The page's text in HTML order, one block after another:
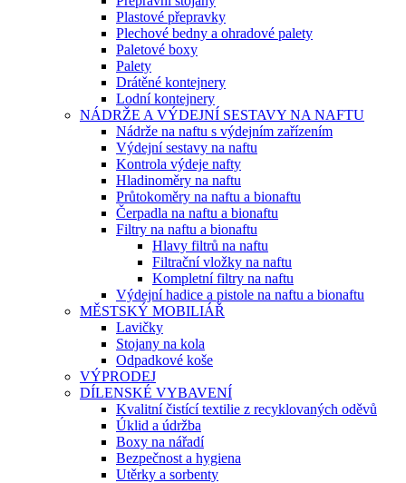
Plastové přepravky
Plechové bedny a ohradové palety
Paletové boxy
Palety
Drátěné kontejnery
Lodní kontejnery
NÁDRŽE A VÝDEJNÍ SESTAVY NA NAFTU
Nádrže na naftu s výdejním zařízením
Výdejní sestavy na naftu
Kontrola výdeje nafty
Hladinoměry na naftu
Průtokoměry na naftu a bionaftu
Čerpadla na naftu a bionaftu
Filtry na naftu a bionaftu
Hlavy filtrů na naftu
Filtrační vložky na naftu
Kompletní filtry na naftu
Výdejní hadice a pistole na naftu a bionaftu
MĚSTSKÝ MOBILIÁŘ
Lavičky
Stojany na kola
Odpadkové koše
VÝPRODEJ
DÍLENSKÉ VYBAVENÍ
Kvalitní čistící textilie z recyklovaných oděvů
Úklid a údržba
Boxy na nářadí
Bezpečnost a hygiena
Utěrky a sorbenty